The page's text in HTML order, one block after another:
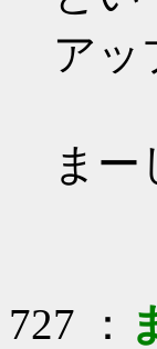
ア
まー
727 ：